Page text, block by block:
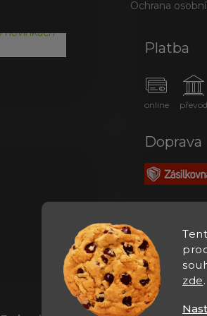
zde.
Ochrana
novinkách
Platba
online převod
Doprava